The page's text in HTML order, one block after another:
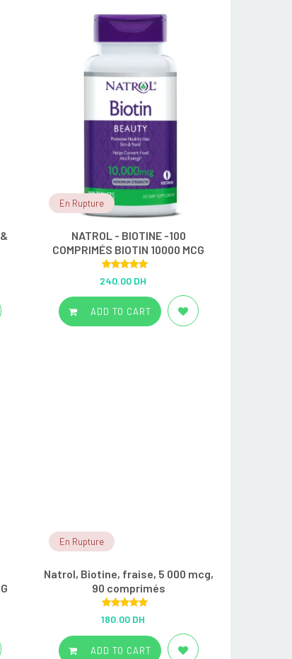
En Rupture
NATROL - BIOTINE -100
COMPRIMÉS BIOTIN 10000 MCG
out of 5
240.00 DH
ADD TO CART
En Rupture
Natrol, Biotine, fraise, 5 000 mcg,
90 comprimés
Rated 5.00
out of 5
180.00 DH
ADD TO CART